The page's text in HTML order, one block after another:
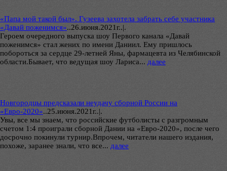
«Папа мой такой был». Гузеева захотела забрать себе участника
«Давай поженимся»..26.июня.2021г..|.
Героем очередного выпуска шоу Первого канала «Давай
поженимся» стал жених по имени Даниил. Ему пришлось
побороться за сердце 29-летней Яны, фармацевта из Челябинской
области.Бывает, что ведущая шоу Лариса... далее
Новгородцы предсказали неудачу сборной России на
«Евро-2020»..25.июня.2021г..|.
Увы, все мы знаем, что российские футболисты с разгромным
счетом 1:4 проиграли сборной Дании на «Евро-2020», после чего
досрочно покинули турнир.Впрочем, читатели нашего издания,
похоже, заранее знали, что все... далее